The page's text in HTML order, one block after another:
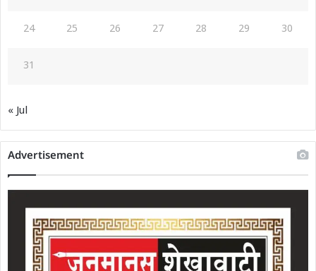
24 25 26 27 28 29 30
31
« Jul
Advertisement